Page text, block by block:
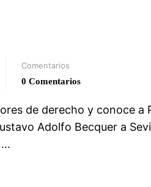
Comentarios
0 Comentarios
de derecho y conoce a
Adolfo Becquer a
…